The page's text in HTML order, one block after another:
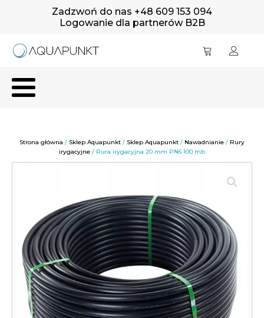
Zadzwoń do nas +48 609 153 094
Logowanie dla partnerów B2B
Strona główna / Sklep Aquapunkt / Sklep Aquapunkt / Nawadnianie / Rury
irygacyjne / Rura irygacyjna 20 mm PN6 100 mb